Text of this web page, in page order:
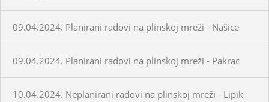
09.04.2024. Planirani radovi na plinskoj mreži - Našice
09.04.2024. Planirani radovi na plinskoj mreži - Pakrac
10.04.2024. Neplanirani radovi na plinskoj mreži - Lipik